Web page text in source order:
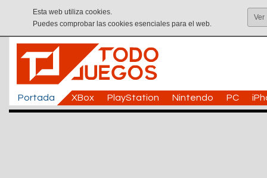
Esta web utiliza cookies.
Puedes comprobar las cookies esenciales para el web.
Ver
Portada XBox PlayStation Nintendo PC